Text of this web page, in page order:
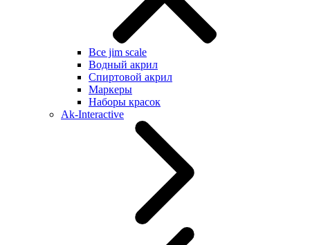
Все jim scale
Водный акрил
Спиртовой акрил
Маркеры
Наборы красок
Ak-Interactive